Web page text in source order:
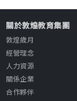
關於敦煌教育集團
敦煌歲月
經營理念
人力資源
關係企業
合作夥伴